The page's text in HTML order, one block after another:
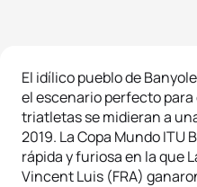
El idílico pueblo de
el escenario perfecto para
triatletas se midieran a
2019. La Copa Mundo ITU
rápida y furiosa en la que
Vincent Luis (FRA)